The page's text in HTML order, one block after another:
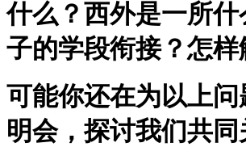
什么？西外是一所
子的学段衔接？怎
可能你还在为以上
明会，探讨我们共